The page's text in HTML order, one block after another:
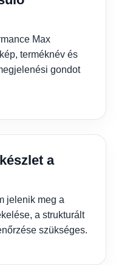
Max
terméknév és
gondot
a
jelenik meg a
a strukturált
szükséges.